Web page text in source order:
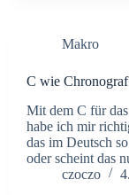
Makro
C wie Chronograf
Mit dem C für
habe ich mir
das im Deutsch
oder scheint das
czoczo